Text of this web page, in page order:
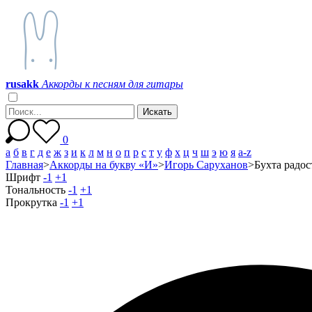
rusakk Аккорды к песням для гитары
0
а б в г д е ж з и к л м н о п р с т у ф х ц ч ш э ю я a-z
Главная>Аккорды на букву «И»>Игорь Саруханов>Бухта
Шрифт -1 +1
Тональность -1 +1
Прокрутка -1 +1